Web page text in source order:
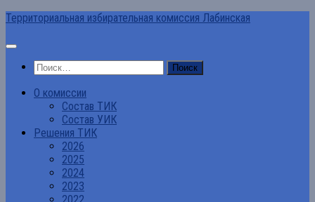
Перейти
содержимому
Территориальная избирательная комиссия Лабинская
Найти:
О комиссии
Состав ТИК
Состав УИК
Решения ТИК
2026
2025
2024
2023